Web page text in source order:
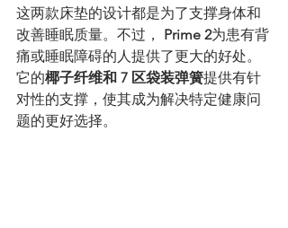
这两款床垫的设计都是为了支撑身体和
改善睡眠质量。不过， Prime 2为患有背
痛或睡眠障碍的人提供了更大的好处。
它的椰子纤维和 7 区袋装弹簧提供有针
对性的支撑，使其成为解决特定健康问
题的更好选择。